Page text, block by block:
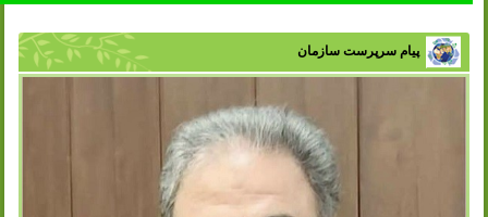
پیام سرپرست سازمان